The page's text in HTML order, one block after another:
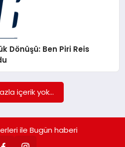
Dönüşü: Ben Piri Reis
içerik yok...
ile Bugün haberi